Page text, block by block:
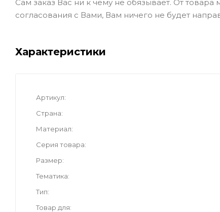
Сам заказ Вас ни к чему не обязывает. От
согласования с Вами, Вам ничего не будет
Характеристики
Артикул
Страна
Материал
Серия товара
Размер
Тематика
Тип
Товар для